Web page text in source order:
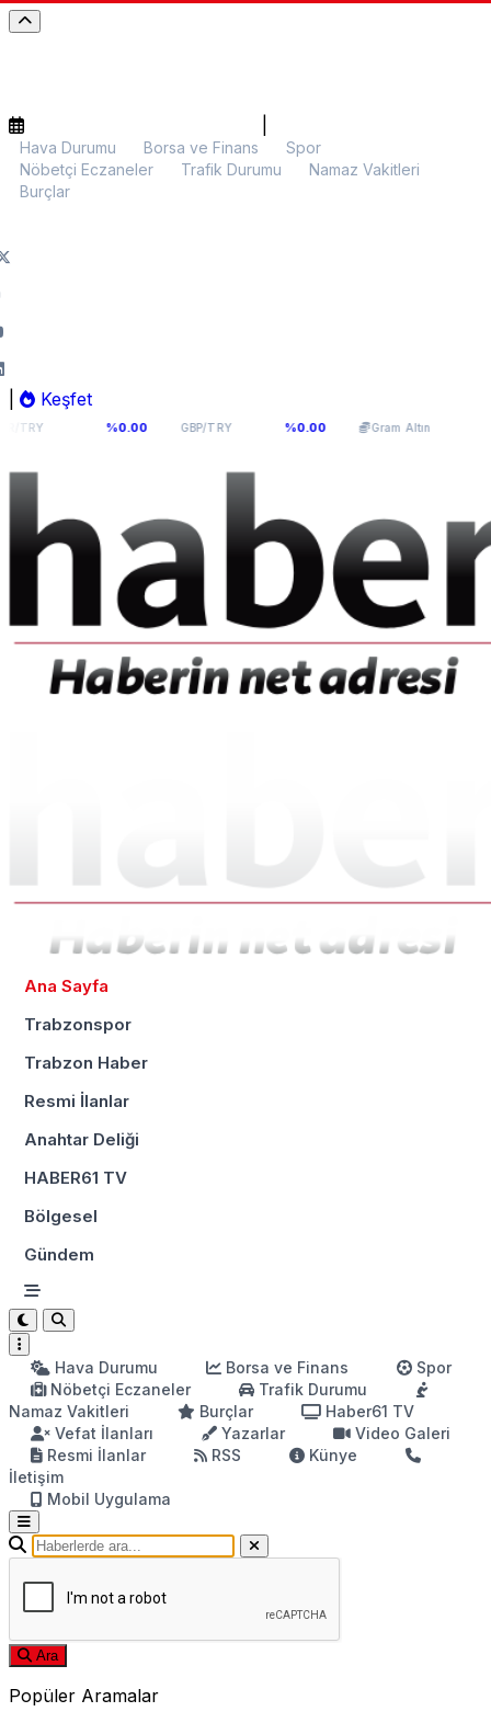
Hava Durumu Borsa ve Finans
Spor
Nöbetçi Eczaneler
Trafik Durumu
Namaz Vakitleri
Burçlar
Keşfet
%0.00 GBP/TRY 64,291 %0.00 Gram Altın 6.076,98 %0.18
Ana Sayfa
Trabzonspor
Trabzon Haber
Resmi İlanlar
Anahtar Deliği
HABER61 TV
Bölgesel
Gündem
Hava Durumu Borsa ve Finans
Spor
Nöbetçi Eczaneler
Trafik Durumu
Namaz Vakitleri
Burçlar
Haber61 TV
Vefat İlanları
Yazarlar
Video Galeri
Resmi İlanlar
RSS
Künye
İletişim
Mobil Uygulama
Ara
Popüler Aramalar